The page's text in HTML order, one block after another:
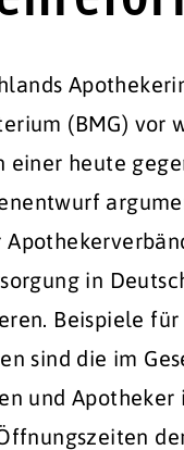
(BMG) vor
heute
in
Beispiele
sind die im
und